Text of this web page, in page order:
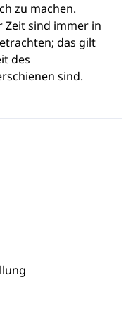
zu machen.
sind immer in
das gilt
des
sind.